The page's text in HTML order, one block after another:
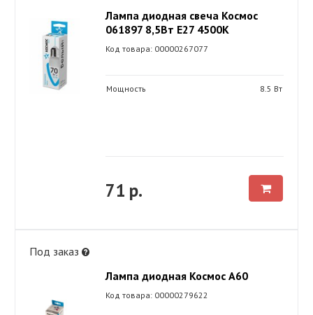
Лампа диодная свеча Космос
061897 8,5Вт Е27 4500К
Код товара: 00000267077
Мощность 8.5 Вт
71 р.
Под заказ
Лампа диодная Космос А60
Код товара: 00000279622